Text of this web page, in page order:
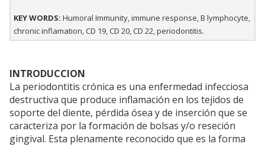
KEY WORDS: Humoral Immunity, immune response, B lymphocyte,
chronic inflamation, CD 19, CD 20, CD 22, periodontitis.
INTRODUCCION
La periodontitis crónica es una enfermedad infecciosa
destructiva que produce inflamación en los tejidos de
soporte del diente, pérdida ósea y de inserción que se
caracteriza por la formación de bolsas y/o reseción
gingival. Esta plenamente reconocido que es la forma